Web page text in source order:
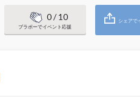
0/ 10
ブラボーでイベント応援
シェアで